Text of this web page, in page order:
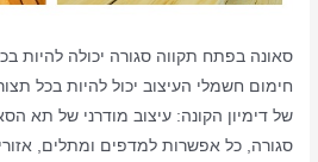
סאונה בפתח תקווה סגורה יכולה להיות
חימום חשמלי העיצוב יכול להיות בכל
של דימיון הקונה: עיצוב מודרני של תא
סגורה, כל אפשרות למדפים ומתלים,